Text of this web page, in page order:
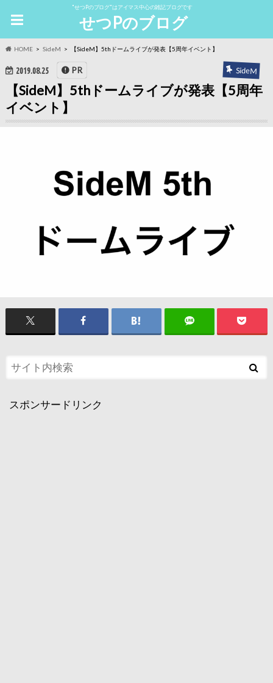
"せつPのブログ"はアイマス中心の雑記ブログです
せつPのブログ
HOME SideM 【SideM】5thドームライブが発表【5周年イベント】
2019.08.25 SideM
PR
【SideM】5thドームライブが発表【5周年
イベント】
スポンサードリンク